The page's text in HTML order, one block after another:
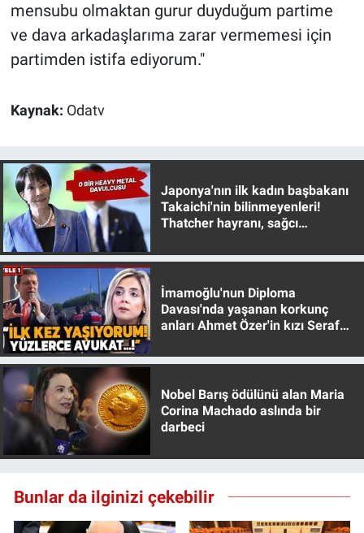
mensubu olmaktan gurur duyduğum partime
ve dava arkadaşlarıma zarar vermemesi için
partimden istifa ediyorum."
Kaynak: Odatv
Japonya'nın ilk kadın başbakanı
Takaichi'nin bilinmeyenleri!
Thatcher hayranı, sağcı
İmamoğlu'nun Diploma
Davası'nda yaşanan korkunç
anları Ahmet Özer'in kızı Seraf
Nobel Barış ödülünü alan Maria
Corina Machado aslında bir
darbeci
Bunlar da ilginizi çekebilir
Teknoloji
Türkiye'nin Geleceği
Türkiye'nin Gündemi
Yerel Yaşam
Canlı Yayın